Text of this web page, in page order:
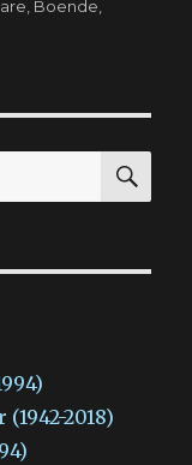
, Boende,
2018)